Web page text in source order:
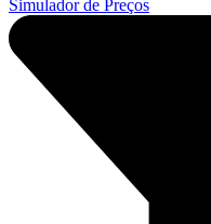
Simulador de Preços